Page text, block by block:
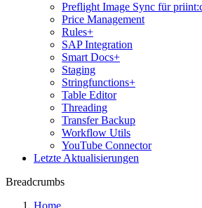
Preflight Image Sync für
Price Management
Rules+
SAP Integration
Smart Docs+
Staging
Stringfunctions+
Table Editor
Threading
Transfer Backup
Workflow Utils
YouTube Connector
Letzte Aktualisierungen
Breadcrumbs
Home